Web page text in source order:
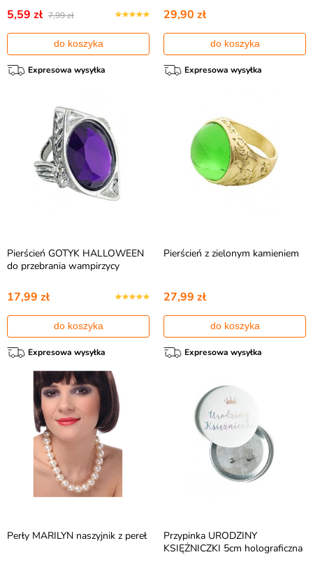
5,59 zł 7,99 zł
do koszyka
Expresowa wysyłka
29,90 zł
do koszyka
Expresowa wysyłka
Pierścień GOTYK HALLOWEEN
do przebrania wampirzycy
17,99 zł
do koszyka
Expresowa wysyłka
Pierścień z zielonym kamieniem
27,99 zł
do koszyka
Expresowa wysyłka
Perły MARILYN naszyjnik z pereł
Przypinka URODZINY
KSIĘŻNICZKI 5cm holograficzna